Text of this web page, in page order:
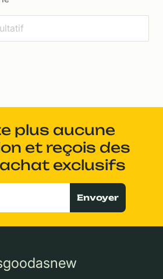
plus aucune
et reçois des
exclusifs
Envoyer